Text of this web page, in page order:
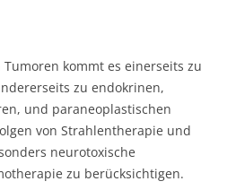
kommt es einerseits zu
zu endokrinen,
und paraneoplastischen
von Strahlentherapie und
neurotoxische
zu berücksichtigen.